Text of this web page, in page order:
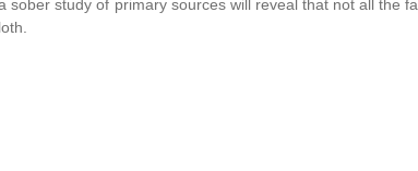
sober study of primary sources will reveal that not all the